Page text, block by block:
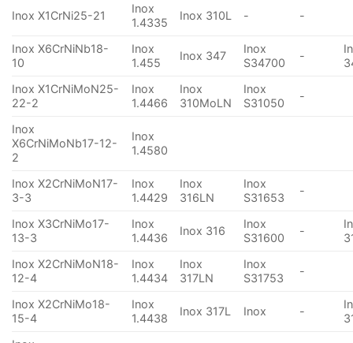
Inox X1CrNi25-21
Inox
1.4335
Inox 310L - -
Inox X6CrNiNb18-
10
Inox
1.455
Inox 347
Inox
S34700
-
Inox X1CrNiMoN25-
22-2
Inox
1.4466
Inox
310MoLN
Inox
S31050
-
Inox
X6CrNiMoNb17-12-
2
Inox
1.4580
Inox X2CrNiMoN17-
3-3
Inox
1.4429
Inox
316LN
Inox
S31653
-
Inox X3CrNiMo17-
13-3
Inox
1.4436
Inox 316
Inox
S31600
-
Inox X2CrNiMoN18-
12-4
Inox
1.4434
Inox
317LN
Inox
S31753
-
Inox X2CrNiMo18-
15-4
Inox
1.4438
Inox 317L Inox -